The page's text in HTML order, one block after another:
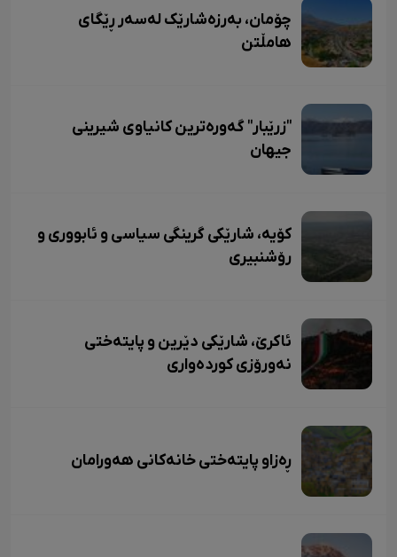
چۆمان، بەرزەشارێک لەسەر ڕێگای
هامڵتن
"زرێبار" گەورەترین کانیاوی شیرینی
جیهان
کۆیە، شارێکی گرینگی سیاسی و ئابووری و
رۆشنبیری
ئاکرێ، شارێکی دێرین و پایتەختی
نەورۆزی کوردەواری
ڕەزاو پایتەختی خانەکانی هەورامان